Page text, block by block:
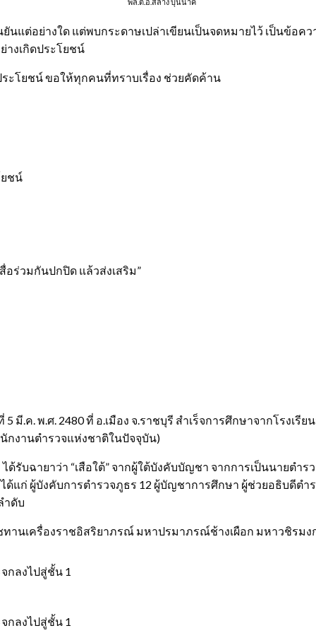
นแต่อย่างใด แต่พบกระดาษเปล่าเขียนเป็นจดหมายไว้ เป็นข้อค
างเกิดประโยชน์
ระโยชน์ ขอให้ทุกคนที่ทราบเรื่อง ช่วยคัดค้าน
ยชน์
อร่วมกันปกปิด แล้วส่งเสริม”
มี.ค. พ.ศ. 2480 ที่ อ.เมือง จ.ราชบุรี สำเร็จการศึกษาจากโรงเ
กงานตำรวจแห่งชาติในปัจจุบัน)
รับฉายาว่า “เสือใต้” จากผู้ใต้บังคับบัญชา จากการเป็นนายตำร
ด้แก่ ผู้บังคับการตำรวจภูธร 12 ผู้บัญชาการศึกษา ผู้ช่วยอธิบดีตำ
ำดับ
านเครื่องราชอิสริยาภรณ์ มหาปรมาภรณ์ช้างเผือก มหาวชิรม
กลงไปสู่ชั้น 1
กลงไปสู่ชั้น 1